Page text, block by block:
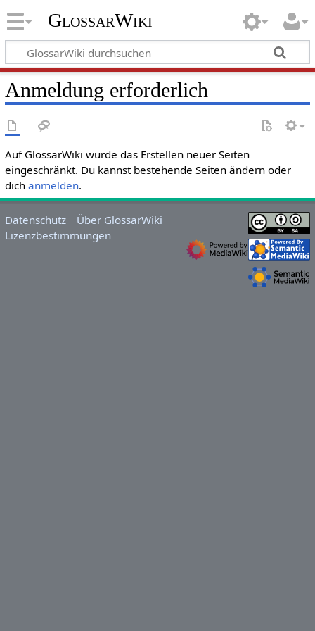
GlossarWiki
Anmeldung erforderlich
Auf GlossarWiki wurde das Erstellen neuer Seiten
eingeschränkt. Du kannst bestehende Seiten ändern oder
dich anmelden.
Datenschutz
Über GlossarWiki
Lizenzbestimmungen